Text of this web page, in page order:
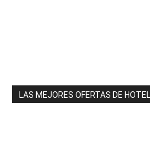
LAS MEJORES OFERTAS DE